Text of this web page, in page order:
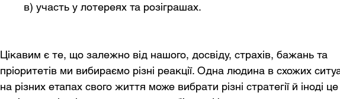
в) участь у лотереях та розіграшах.
Цікавим є те, що залежно від нашого, досвіду, страхів, бажань та
пріоритетів ми вибираємо різні реакції. Одна людина в схожих
на різних етапах свого життя може вибрати різні стратегії й іноді це